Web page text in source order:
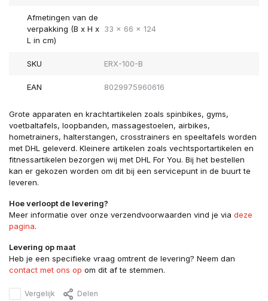
Afmetingen van de
verpakking (B x H x
L in cm)
33 x 66 x 124
SKU ERX-100-B
EAN 8029975960616
Grote apparaten en krachtartikelen zoals spinbikes, gyms,
voetbaltafels, loopbanden, massagestoelen, airbikes,
hometrainers, halterstangen, crosstrainers en speeltafels worden
met DHL geleverd. Kleinere artikelen zoals vechtsportartikelen en
fitnessartikelen bezorgen wij met DHL For You. Bij het bestellen
kan er gekozen worden om dit bij een servicepunt in de buurt te
leveren.
Hoe verloopt de levering?
Meer informatie over onze verzendvoorwaarden vind je via deze
pagina.
Levering op maat
Heb je een specifieke vraag omtrent de levering? Neem dan
contact met ons op om dit af te stemmen.
Vergelijk Delen